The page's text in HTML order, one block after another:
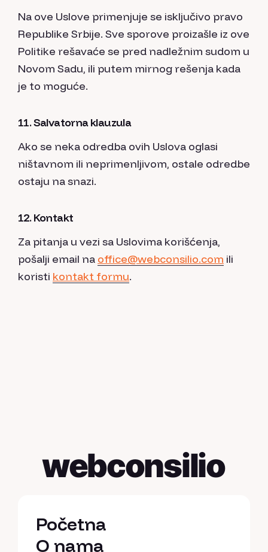
Na ove Uslove primenjuje se isključivo pravo
Republike Srbije. Sve sporove proizašle iz ove
Politike rešavaće se pred nadležnim sudom u
Novom Sadu, ili putem mirnog rešenja kada
je to moguće.
11. Salvatorna klauzula
Ako se neka odredba ovih Uslova oglasi
ništavnom ili neprimenljivom, ostale odredbe
ostaju na snazi.
12. Kontakt
Za pitanja u vezi sa Uslovima korišćenja,
pošalji email na office@webconsilio.com ili
koristi kontakt formu.
webconsilio
Početna
Početna
O nama